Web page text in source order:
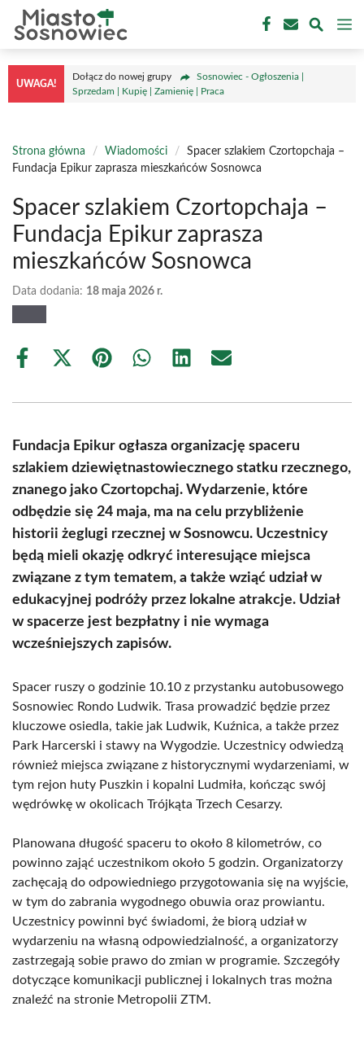
Przejdź
treści
UWAGA!
Dołącz do nowej grupy
Sosnowiec - Ogłoszenia |
Sprzedam | Kupię | Zamienię | Praca
Strona główna / Wiadomości /
Spacer szlakiem Czortopchaja –
Fundacja Epikur zaprasza mieszkańców Sosnowca
Spacer szlakiem Czortopchaja –
Fundacja Epikur zaprasza
mieszkańców Sosnowca
Data dodania: 18 maja 2026 r.
Share
Share
(Twitter)
Share Share Share Share
Fundacja Epikur ogłasza organizację spaceru
szlakiem dziewiętnastowiecznego statku rzecznego,
znanego jako Czortopchaj. Wydarzenie, które
odbędzie się 24 maja, ma na celu przybliżenie
historii żeglugi rzecznej w Sosnowcu. Uczestnicy
będą mieli okazję odkryć interesujące miejsca
związane z tym tematem, a także wziąć udział w
edukacyjnej podróży przez lokalne atrakcje. Udział
w spacerze jest bezpłatny i nie wymaga
wcześniejszych zapisów.
Spacer ruszy o godzinie 10.10 z przystanku autobusowego
Sosnowiec Rondo Ludwik. Trasa prowadzić będzie przez
kluczowe osiedla, takie jak Ludwik, Kuźnica, a także przez
Park Harcerski i stawy na Wygodzie. Uczestnicy odwiedzą
również miejsca związane z historycznymi wydarzeniami, w
tym rejon huty Puszkin i kopalni Ludmiła, kończąc swój
wędrówkę w okolicach Trójkąta Trzech Cesarzy.
Planowana długość spaceru to około 8 kilometrów, co
powinno zająć uczestnikom około 5 godzin. Organizatorzy
zachęcają do odpowiedniego przygotowania się na wyjście,
w tym do zabrania wygodnego obuwia oraz prowiantu.
Uczestnicy powinni być świadomi, że biorą udział w
wydarzeniu na własną odpowiedzialność, a organizatorzy
zastrzegają sobie prawo do zmian w programie. Szczegóły
dotyczące komunikacji publicznej i lokalnych tras można
znaleźć na stronie Metropolii ZTM.